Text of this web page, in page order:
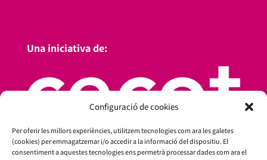
Configuració de cookies
Per oferir les millors experiències, utilitzem tecnologies com ara les galetes
(cookies) per emmagatzemar i/o accedir a la informació del dispositiu. El
consentiment a aquestes tecnologies ens permetrà processar dades com ara el
Una iniciativa de: